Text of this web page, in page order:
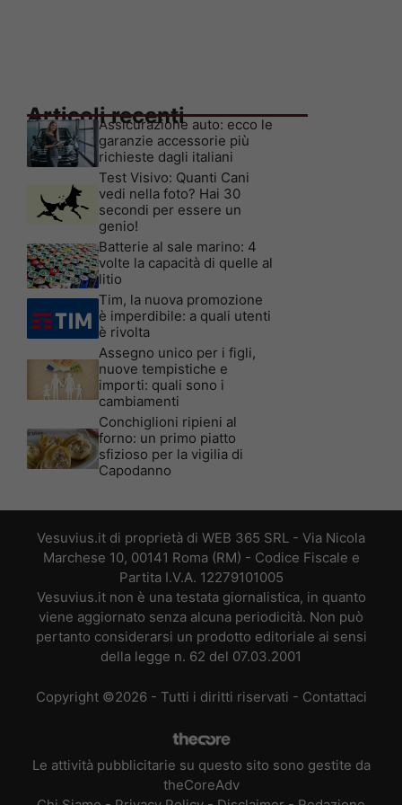
Articoli recenti
Assicurazione auto: ecco le
garanzie accessorie più
richieste dagli italiani
Test Visivo: Quanti Cani
vedi nella foto? Hai 30
secondi per essere un
genio!
Batterie al sale marino: 4
volte la capacità di quelle al
litio
Tim, la nuova promozione
è imperdibile: a quali utenti
è rivolta
Assegno unico per i figli,
nuove tempistiche e
importi: quali sono i
cambiamenti
Conchiglioni ripieni al
forno: un primo piatto
sfizioso per la vigilia di
Capodanno
Vesuvius.it di proprietà di WEB 365 SRL - Via Nicola
Marchese 10, 00141 Roma (RM) - Codice Fiscale e
Partita I.V.A. 12279101005
Vesuvius.it non è una testata giornalistica, in quanto
viene aggiornato senza alcuna periodicità. Non può
pertanto considerarsi un prodotto editoriale ai sensi
della legge n. 62 del 07.03.2001
Copyright ©2026 - Tutti i diritti riservati - Contattaci
Le attività pubblicitarie su questo sito sono gestite da
theCoreAdv